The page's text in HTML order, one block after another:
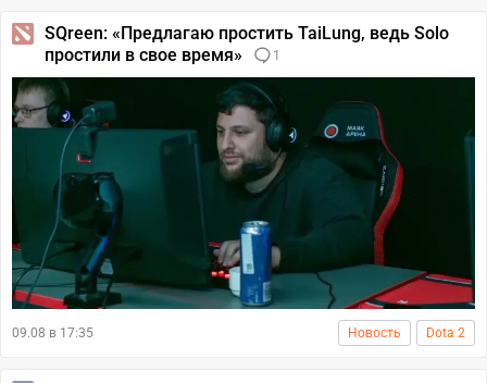
SQreen: «Предлагаю простить TaiLung, ведь Solo
простили в свое время»
1
09.08 в 17:35 Новость Dota 2